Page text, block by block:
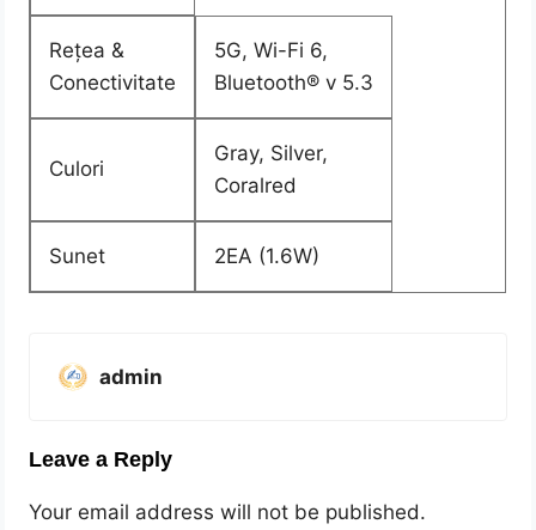
Rețea &
Conectivitate
5G, Wi-Fi 6,
Bluetooth® v 5.3
Culori
Gray, Silver,
Coralred
Sunet 2EA (1.6W)
admin
Leave a Reply
Your email address will not be published.